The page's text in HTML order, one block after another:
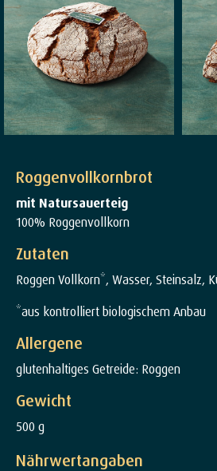
Roggenvollkornbrot
mit Natursauerteig
100% Roggenvollkorn
Zutaten
Roggen Vollkorn*, Wasser, Steinsalz,
*aus kontrolliert biologischem Anbau
Allergene
glutenhaltiges Getreide: Roggen
Gewicht
500 g
Nährwertangaben